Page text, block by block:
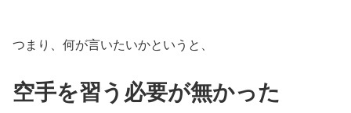
つまり、何が言いたいかというと、
空手を習う必要が無かった